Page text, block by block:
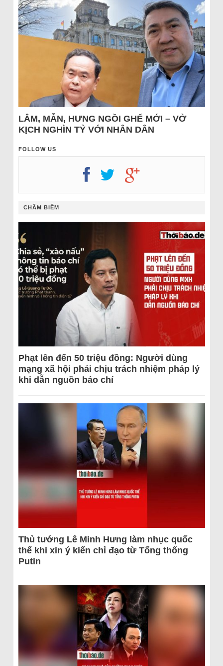
LÂM, MẪN, HƯNG NGỒI GHẾ MỚI – VỞ
KỊCH NGHÌN TỶ VỚI NHÂN DÂN
FOLLOW US
CHÂM BIẾM
Phạt lên đến 50 triệu đồng: Người dùng
mạng xã hội phải chịu trách nhiệm pháp lý
khi dẫn nguồn báo chí
Thủ tướng Lê Minh Hưng làm nhục quốc
thể khi xin ý kiến chỉ đạo từ Tổng thống
Putin